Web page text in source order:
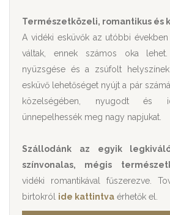
Természetközeli, romantikus és
A vidéki esküvők az utóbbi
váltak, ennek számos oka
nyüzsgése és a zsúfolt
esküvő lehetőséget nyújt a pár
közelségében, nyugodt és
ünnepelhessék meg nagy napjukat.
Szállodánk az egyik
színvonalas, mégis
vidéki romantikával fűszerezve.
birtokról ide kattintva érhetők el.